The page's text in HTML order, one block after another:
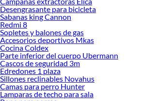
nuestra política de precios bajos garantizados en
más y compra online este producto con sus
proyecto al 100% a un costo económico. Además,
delivery o recojo en tienda.
Las mejores marcas de Decoración
Sabemos que la calidad, confianza y seguridad son
momento de decidir qué modelo comprar, por ello
oferta de marcas prestigiosas y reconocidas en
inviertes en durabilidad, rendimiento, excelencia y
Desengrasante para bicicleta
Sabanas king Cannon
Redmi 8
Sopletes y balones de gas
Accesorios deportivos Mkas
Cocina Coldex
Parte inferior del cuerpo Ubermann
Cascos de seguridad 3m
Edredones 1 plaza
Sillones reclinables Novahus
Camas para perro Hunter
Lamparas de techo para sala